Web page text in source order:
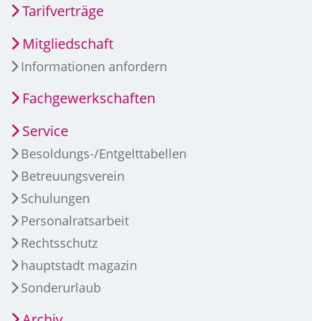
Tarifverträge
Mitgliedschaft
Informationen anfordern
Fachgewerkschaften
Service
Besoldungs-/Entgelttabellen
Betreuungsverein
Schulungen
Personalratsarbeit
Rechtsschutz
hauptstadt magazin
Sonderurlaub